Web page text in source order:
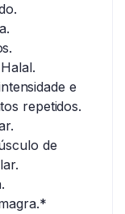
e
repetidos.
de